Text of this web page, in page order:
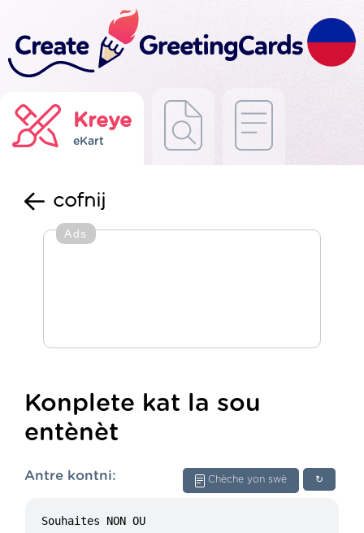
Kreye
eKart
cofnij
Ads
Konplete kat la sou
entènèt
↻
Chèche yon swè
Antre kontni: